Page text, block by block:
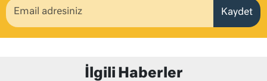
Kaydet
İlgili Haberler